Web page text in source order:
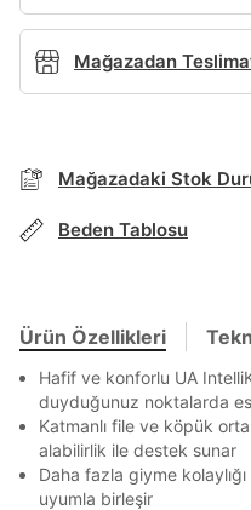
TAKSİT
İşbankası
Akbank
Ziraat Bankası
QNB
AnadoluBank
Mağazadan
Mağazadaki Stok
Beden Tablosu
Ürün Özellikleri
Hafif ve konforlu UA
duyduğunuz noktalarda
Katmanlı file ve köpük
alabilirlik ile destek sunar
Daha fazla giyme
uyumla birleşir
Beden Seçin
Ürün stoklara
bildirim
E-posta Adresi *
Sipariş Numaranız *
Telefon Numarası*
Şifre*
En az 8 karakter
Bir rakam
En az 1 özel
Aşağıdakileri okudum ve
Kişisel verileriniz
uyarınca işlenecektir.
SMS
Bilgilerinizi
ile gelen kodu girerek
SMS
Bilgilerinizi
ile gelen kodu girerek